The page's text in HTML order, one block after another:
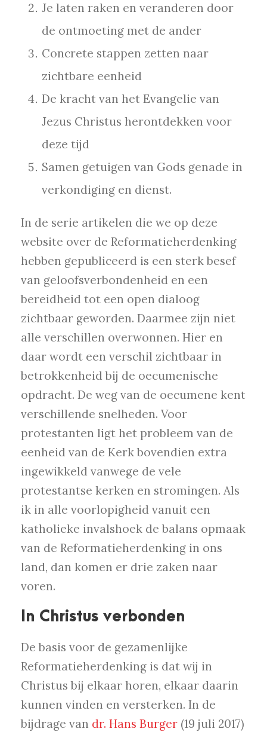
Je laten raken en veranderen door
de ontmoeting met de ander
Concrete stappen zetten naar
zichtbare eenheid
De kracht van het Evangelie van
Jezus Christus herontdekken voor
deze tijd
Samen getuigen van Gods genade in
verkondiging en dienst.
In de serie artikelen die we op deze
website over de Reformatieherdenking
hebben gepubliceerd is een sterk besef
van geloofsverbondenheid en een
bereidheid tot een open dialoog
zichtbaar geworden. Daarmee zijn niet
alle verschillen overwonnen. Hier en
daar wordt een verschil zichtbaar in
betrokkenheid bij de oecumenische
opdracht. De weg van de oecumene kent
verschillende snelheden. Voor
protestanten ligt het probleem van de
eenheid van de Kerk bovendien extra
ingewikkeld vanwege de vele
protestantse kerken en stromingen. Als
ik in alle voorlopigheid vanuit een
katholieke invalshoek de balans opmaak
van de Reformatieherdenking in ons
land, dan komen er drie zaken naar
voren.
In Christus verbonden
De basis voor de gezamenlijke
Reformatieherdenking is dat wij in
Christus bij elkaar horen, elkaar daarin
kunnen vinden en versterken. In de
bijdrage van dr. Hans Burger (19 juli 2017)